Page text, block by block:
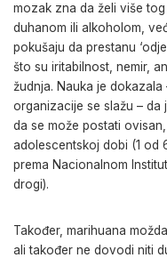
mozak zna da želi više
duhanom ili alkoholom,
pokušaju da prestanu
što su iritabilnost, nemir,
žudnja. Nauka je
organizacije se slažu – da
da se može postati
adolescentskoj dobi (1 od
prema Nacionalnom
drogi).
Također, marihuana
ali također ne dovodi niti